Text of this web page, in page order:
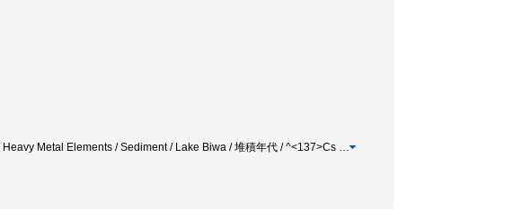
Metal Elements / Sediment / Lake Biwa / 堆積年代 / ^<137>Cs …